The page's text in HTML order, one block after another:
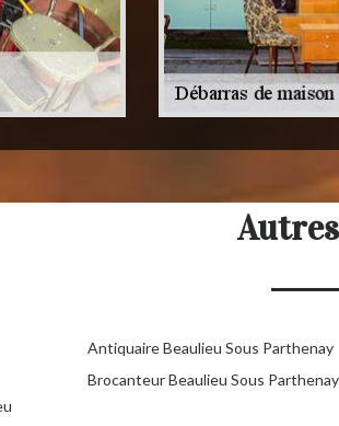
Antiquaire Beaulieu Sous Parthenay
Brocanteur Beaulieu Sous Parthenay